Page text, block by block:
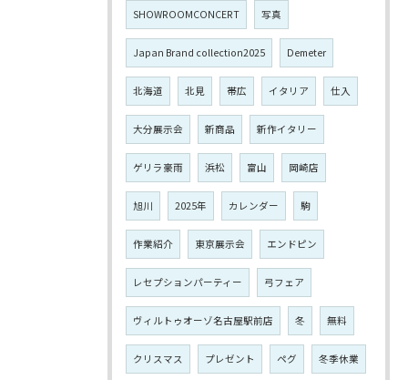
SHOWROOMCONCERT 写真
Japan Brand collection2025 Demeter
北海道 北見 帯広 イタリア 仕入
大分展示会 新商品 新作イタリー
ゲリラ豪雨 浜松 富山 岡崎店
旭川 2025年 カレンダー 駒
作業紹介 東京展示会 エンドピン
レセプションパーティー 弓フェア
ヴィルトゥオーゾ名古屋駅前店 冬 無料
クリスマス プレゼント ペグ 冬季休業